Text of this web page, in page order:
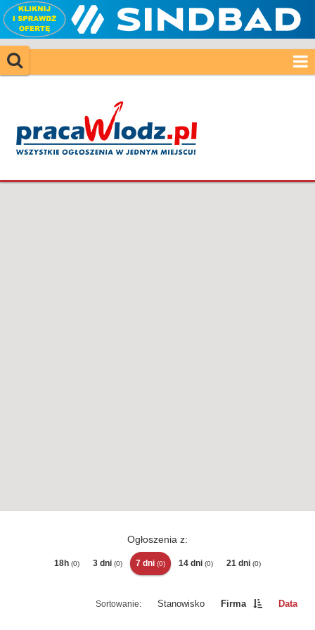
Ogłoszenia z:
18h (0) 3 dni (0) 7 dni (0) 14 dni (0) 21 dni (0)
Stanowisko Firma Data